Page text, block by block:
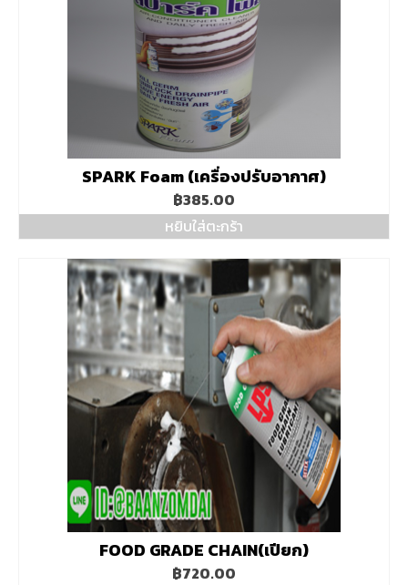
SPARK Foam (เครื่องปรับอากาศ)
฿385.00
หยิบใส่ตะกร้า
FOOD GRADE CHAIN(เปียก)
฿720.00